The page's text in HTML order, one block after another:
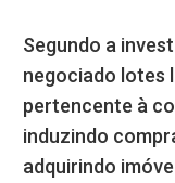
Segundo a
negociado lotes
pertencente à
induzindo
adquirindo